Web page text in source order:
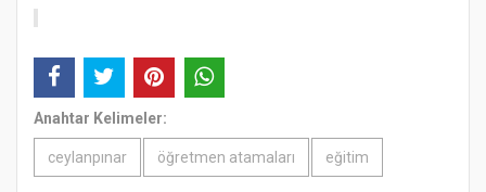
Anahtar Kelimeler:
ceylanpınar öğretmen atamaları eğitim